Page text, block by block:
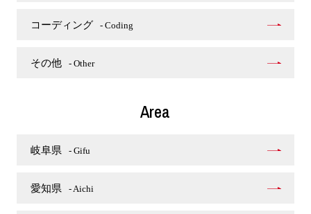
コーディング - Coding
その他 - Other
Area
岐阜県 - Gifu
愛知県 - Aichi